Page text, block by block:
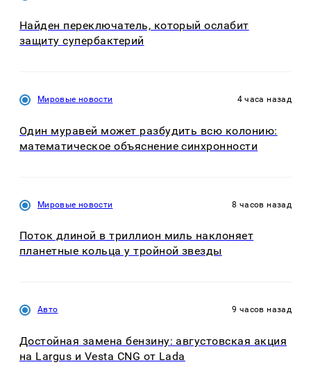
Найден переключатель, который ослабит
защиту супербактерий
Мировые новости 4 часа назад
Один муравей может разбудить всю колонию:
математическое объяснение синхронности
Мировые новости 8 часов назад
Поток длиной в триллион миль наклоняет
планетные кольца у тройной звезды
Авто 9 часов назад
Достойная замена бензину: августовская акция
на Largus и Vesta CNG от Lada